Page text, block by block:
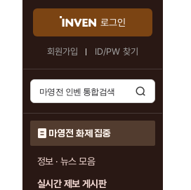
로그인
회원가입 ID/PW 찾기
마영전 화제 집중
정보 · 뉴스 모음
실시간 제보 게시판